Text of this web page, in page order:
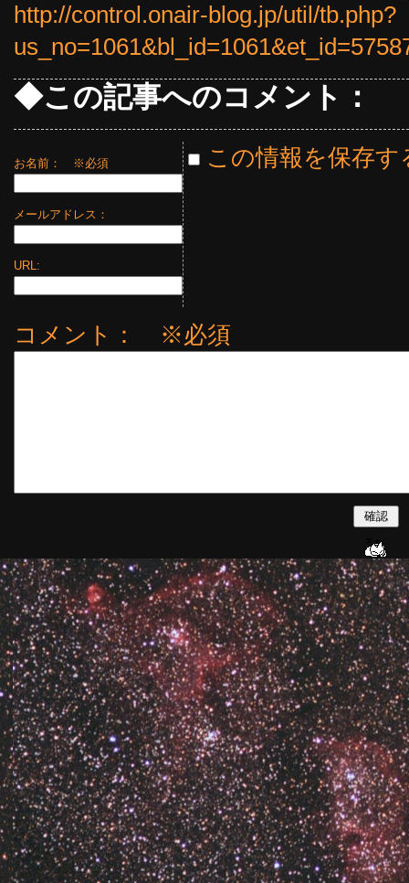
http://control.onair-blog.jp/util/tb.php?
◆この記事へのコメント：
お名前： ※必須
メールアドレス：
URL:
この情報を保存す
コメント： ※必須